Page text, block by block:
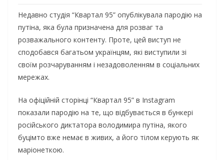
Недавно студія “Квартал 95” опублікувала пародію на
путіна, яка була призначена для розваг та
розважального контенту. Проте, цей виступ не
сподобався багатьом українцям, які виступили зі
своїм розчаруванням і незадоволенням в соціальних
мережах.
На офіційній сторінці “Квартал 95” в Instagram
показали пародію на те, що відбувається в бункері
російського диктатора володимира путіна, якого
буцімто вже немає в живих, а його тілом керують як
маріонеткою.